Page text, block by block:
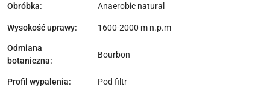
Obróbka: Anaerobic natural
Wysokość uprawy: 1600-2000 m n.p.m
Odmiana
botaniczna:
Bourbon
Profil wypalenia: Pod filtr